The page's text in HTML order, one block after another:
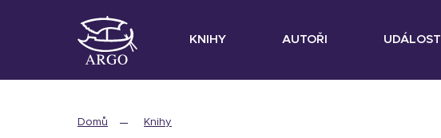
KNIHY AUTOŘI UDÁLOSTI
Domů Knihy